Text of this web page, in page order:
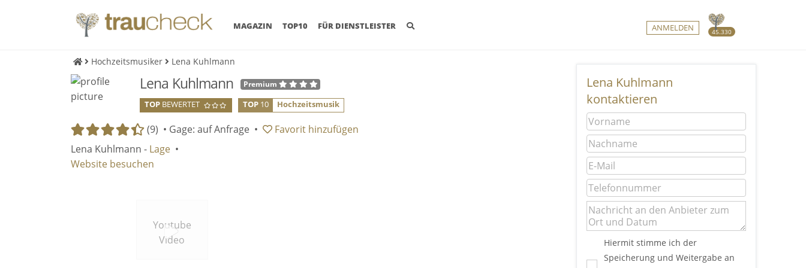
45.330
MAGAZIN (CURRENT)
TOP10 FÜR DIENSTLEISTER ANMELDEN
Hochzeitsmusiker Lena Kuhlmann
Lena Kuhlmann
Premium
TOP BEWERTET TOP 10 Hochzeitsmusik
(9) • Gage: auf Anfrage • Favorit hinzufügen
Lena Kuhlmann - Lage •
Website besuchen
Youtube
Video
Lena Kuhlmann
kontaktieren
Hiermit stimme ich der
Speicherung und Weitergabe an